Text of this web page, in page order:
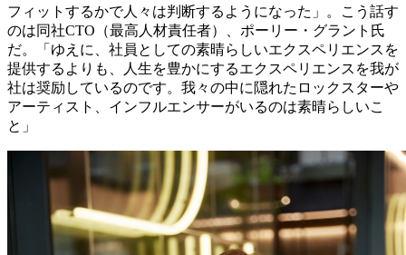
フィットするかで人々は判断するようになった」。こう話す
のは同社CTO（最高人材責任者）、ポーリー・グラント氏
だ。「ゆえに、社員としての素晴らしいエクスペリエンスを
提供するよりも、人生を豊かにするエクスペリエンスを我が
社は奨励しているのです。我々の中に隠れたロックスターや
アーティスト、インフルエンサーがいるのは素晴らしいこ
と」